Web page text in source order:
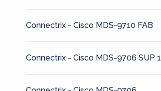
Connectrix - Cisco MDS-9710 FAB
Connectrix - Cisco MDS-9706 SUP 1